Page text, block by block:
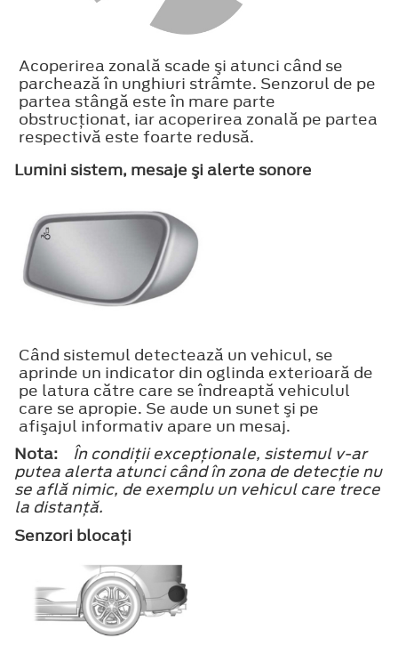
Acoperirea zonală scade şi atunci când se
parchează în unghiuri strâmte. Senzorul de pe
partea stângă este în mare parte
obstrucţionat, iar acoperirea zonală pe partea
respectivă este foarte redusă.
Lumini sistem, mesaje şi alerte sonore
Când sistemul detectează un vehicul, se
aprinde un indicator din oglinda exterioară de
pe latura către care se îndreaptă vehiculul
care se apropie. Se aude un sunet şi pe
afişajul informativ apare un mesaj.
Nota:
În condiţii excepţionale, sistemul v-ar
putea alerta atunci când în zona de detecţie nu
se află nimic, de exemplu un vehicul care trece
la distanţă.
Senzori blocaţi